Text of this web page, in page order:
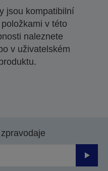
jsou kompatibilní
v této
naleznete
v uživatelském